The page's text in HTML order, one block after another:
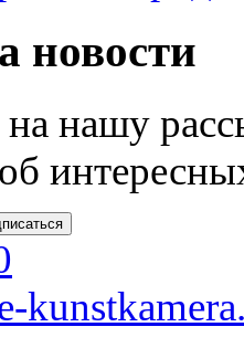
новости
нашу